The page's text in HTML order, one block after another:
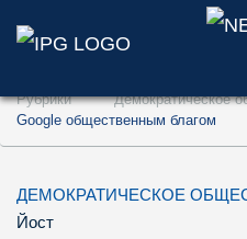
Перейти к
Перейти к поиску
Рубрики Демократическое
Google общественным благом
ДЕМОКРАТИЧЕСКОЕ
Йост